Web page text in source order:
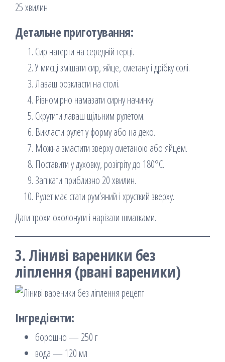
25 хвилин
Детальне приготування:
Сир натерти на середній терці.
У мисці змішати сир, яйце, сметану і дрібку солі.
Лаваш розкласти на столі.
Рівномірно намазати сирну начинку.
Скрутити лаваш щільним рулетом.
Викласти рулет у форму або на деко.
Можна змастити зверху сметаною або яйцем.
Поставити у духовку, розігріту до 180°C.
Запікати приблизно 20 хвилин.
Рулет має стати рум’яний і хрусткий зверху.
Дати трохи охолонути і нарізати шматками.
3. Ліниві вареники без
ліплення (рвані вареники)
Інгредієнти:
борошно — 250 г
вода — 120 мл